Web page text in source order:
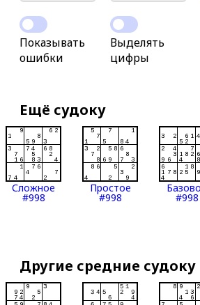
Показывать
ошибки
Выделять
цифры
Ещё судоку
Сложное
#998
Простое
#998 #998
Другие средние судоку